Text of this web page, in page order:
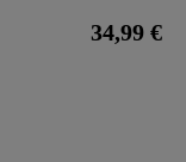
34,99 €